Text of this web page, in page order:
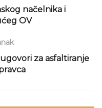
načelnika i
OV
za asfaltiranje